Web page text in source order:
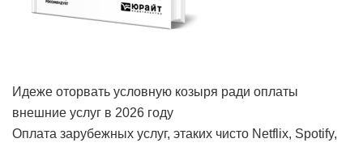
Идеже оторвать условную козыря ради оплаты
внешние услуг в 2026 году
Оплата зарубежных услуг, этаких чисто Netflix, Spotify,